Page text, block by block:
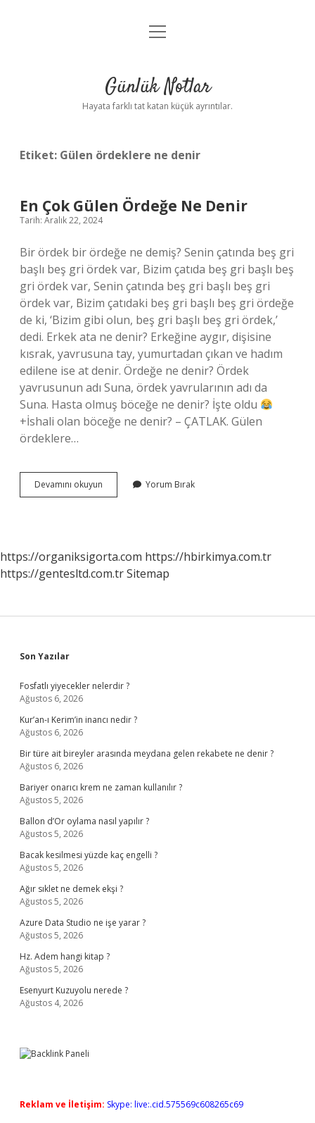
Anasayfa
Yasal Uyarı
menüyü
Günlük Notlar
Hayata farklı tat katan küçük ayrıntılar.
Etiket: Gülen ördeklere ne denir
En Çok Gülen Ördeğe Ne Denir
Tarih: Aralık 22, 2024
Bir ördek bir ördeğe ne demiş? Senin çatında beş gri
başlı beş gri ördek var, Bizim çatıda beş gri başlı beş
gri ördek var, Senin çatında beş gri başlı beş gri
ördek var, Bizim çatıdaki beş gri başlı beş gri ördeğe
de ki, ‘Bizim gibi olun, beş gri başlı beş gri ördek,’
dedi. Erkek ata ne denir? Erkeğine aygır, dişisine
kısrak, yavrusuna tay, yumurtadan çıkan ve hadım
edilene ise at denir. Ördeğe ne denir? Ördek
yavrusunun adı Suna, ördek yavrularının adı da
Suna. Hasta olmuş böceğe ne denir? İşte oldu
+İshali olan böceğe ne denir? – ÇATLAK. Gülen
ördeklere…
Devamını okuyun
Çok
Yorum Bırak
https://organiksigorta.com https://hbirkimya.com.tr
https://gentesltd.com.trSitemap
Sidebar
Son Yazılar
Fosfatlı yiyecekler nelerdir ?
Ağustos 6, 2026
Kur’an-ı Kerim’in inancı nedir ?
Ağustos 6, 2026
Bir türe ait bireyler arasında meydana gelen rekabete ne denir ?
Ağustos 6, 2026
Bariyer onarıcı krem ne zaman kullanılır ?
Ağustos 5, 2026
Ballon d’Or oylama nasıl yapılır ?
Ağustos 5, 2026
Bacak kesilmesi yüzde kaç engelli ?
Ağustos 5, 2026
Ağır sıklet ne demek ekşi ?
Ağustos 5, 2026
Azure Data Studio ne işe yarar ?
Ağustos 5, 2026
Hz. Adem hangi kitap ?
Ağustos 5, 2026
Esenyurt Kuzuyolu nerede ?
Ağustos 4, 2026
Reklam ve İletişim: Skype: live:.cid.575569c608265c69